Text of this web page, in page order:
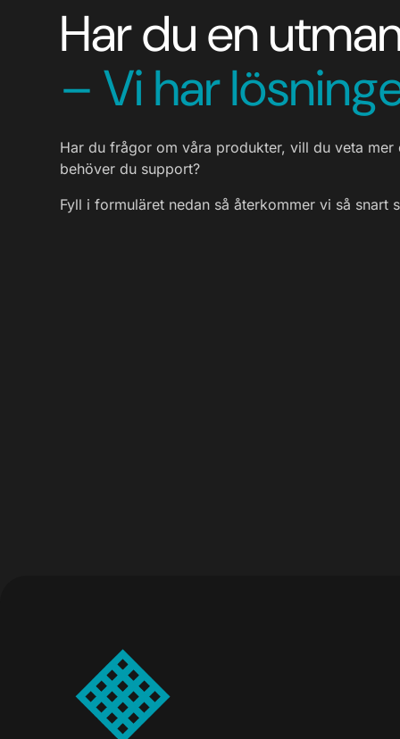
Har du en
– Vi har
Har du frågor om våra produkter, vill du veta mer
behöver du support?
Fyll i formuläret nedan så återkommer vi så snart